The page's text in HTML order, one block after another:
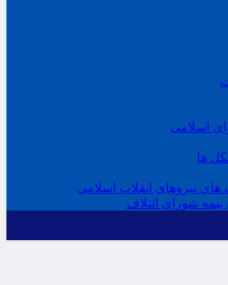
اسلامی
ها
های نیروهای انقلاب اسلامی
بیمه شورای ائتلاف